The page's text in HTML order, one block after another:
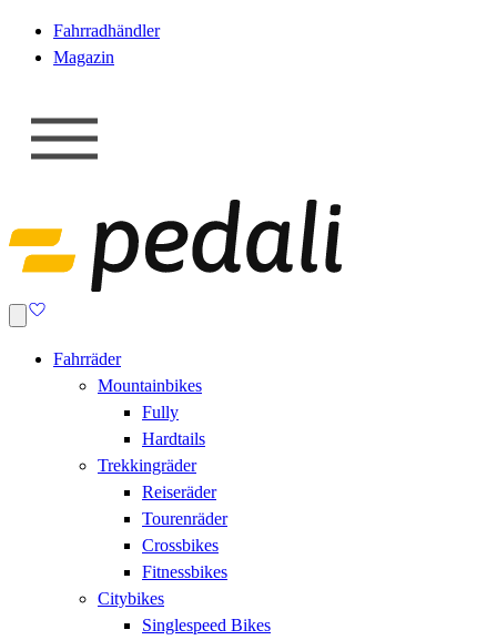
Fahrradhändler
Magazin
Fahrräder
Mountainbikes
Fully
Hardtails
Trekkingräder
Reiseräder
Tourenräder
Crossbikes
Fitnessbikes
Citybikes
Singlespeed Bikes